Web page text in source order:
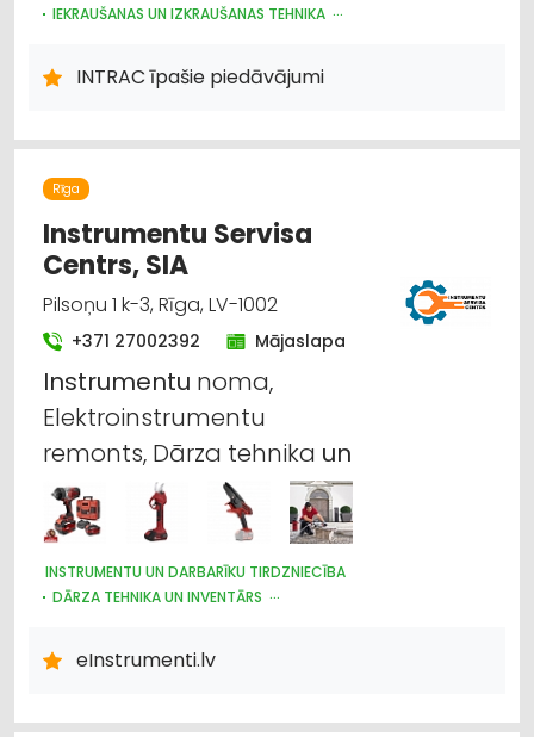
IEKRAUŠANAS UN IZKRAUŠANAS TEHNIKA
CELTNIECĪBAS TEHNIKA UN IEKĀRTAS; TIRDZNIECĪBA, SERVISS
MEŽKOPĪBAS UN MEŽIZSTRĀDES TEHNIKA
LAUKSAIMNIECĪBAS TEHNIKAS UN TRAKTORTEHNIKAS
LABOŠANA, REMONTS
CELTNIECĪBAS TEHNIKA UN IEKĀRTAS; NOMA
INTRAC īpašie piedāvājumi
Rīga
Instrumentu Servisa
Centrs, SIA
Pilsoņu 1 k-3, Rīga, LV-1002
+371 27002392 Mājaslapa
Instrumentu noma,
Elektroinstrumentu
remonts, Dārza tehnika un
INSTRUMENTU UN DARBARĪKU TIRDZNIECĪBA
DĀRZA TEHNIKA UN INVENTĀRS
INSTRUMENTU UN DARBARĪKU LABOŠANA, SERVISS
eInstrumenti.lv